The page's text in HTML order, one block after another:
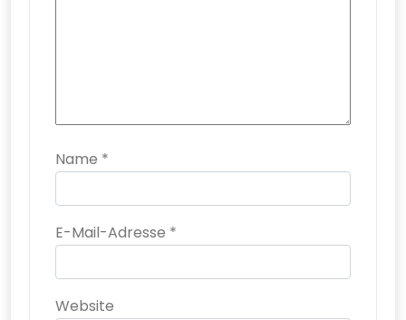
Name *
E-Mail-Adresse *
Website